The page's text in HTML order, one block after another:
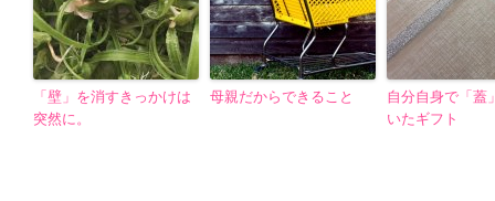
「壁」を消すきっかけは
突然に。
母親だからできること
自分自身で「蓋
いたギフト